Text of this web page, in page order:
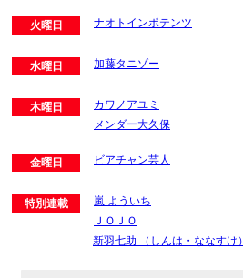
火曜日 ナオトインポテンツ
水曜日 加藤タニゾー
木曜日
カワノアユミ
メンダー大久保
金曜日 ビアチャン芸人
特別連載
嵐 よういち
ＪＯＪＯ
新羽七助 （しんは・ななすけ）